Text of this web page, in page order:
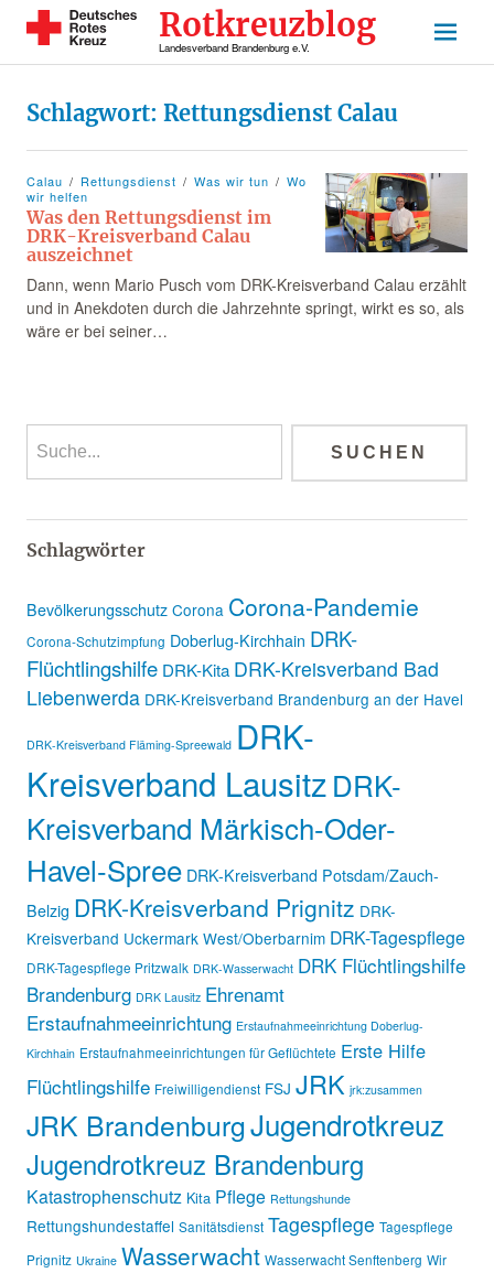
Rotkreuzblog
Landesverband Brandenburg e.V.
Schlagwort: Rettungsdienst Calau
Calau Rettungsdienst Was wir tun
Wo
wir helfen
Was den Rettungsdienst im
DRK-Kreisverband Calau
auszeichnet
Dann, wenn Mario Pusch vom DRK-Kreisverband Calau erzählt
und in Anekdoten durch die Jahrzehnte springt, wirkt es so, als
wäre er bei seiner…
Schlagwörter
Bevölkerungsschutz Corona Corona-Pandemie
Corona-Schutzimpfung Doberlug-Kirchhain DRK-
Flüchtlingshilfe DRK-Kita DRK-Kreisverband Bad
Liebenwerda DRK-Kreisverband Brandenburg an der Havel
DRK-Kreisverband Fläming-Spreewald DRK-
Kreisverband LausitzDRK-
Kreisverband Märkisch-Oder-
Havel-Spree DRK-Kreisverband Potsdam/Zauch-
Belzig DRK-Kreisverband Prignitz DRK-
Kreisverband Uckermark West/Oberbarnim DRK-Tagespflege
DRK-Tagespflege Pritzwalk DRK-Wasserwacht DRK Flüchtlingshilfe
Brandenburg DRK Lausitz Ehrenamt
Erstaufnahmeeinrichtung Erstaufnahmeeinrichtung Doberlug-
Kirchhain Erstaufnahmeeinrichtungen für Geflüchtete Erste Hilfe
Flüchtlingshilfe Freiwilligendienst FSJ JRK jrk:zusammen
JRK BrandenburgJugendrotkreuz
Jugendrotkreuz Brandenburg
Katastrophenschutz Kita Pflege Rettungshunde
Rettungshundestaffel Sanitätsdienst Tagespflege Tagespflege
Prignitz Ukraine Wasserwacht Wasserwacht Senftenberg Wir